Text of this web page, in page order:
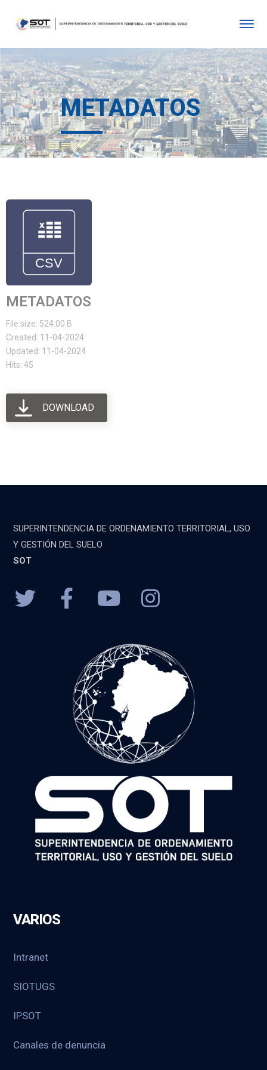
METADATOS
METADATOS
File size: 524.00 B
Created: 11-04-2024
Updated: 11-04-2024
Hits: 45
DOWNLOAD
SUPERINTENDENCIA DE ORDENAMIENTO TERRITORIAL, USO
Y GESTIÓN DEL SUELO
SOT
VARIOS
Intranet
SIOTUGS
IPSOT
Canales de denuncia